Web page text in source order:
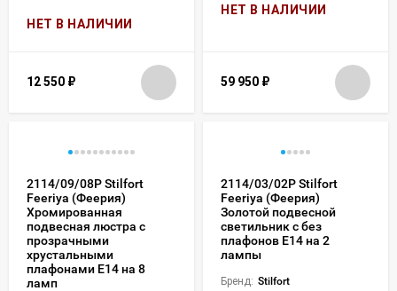
НЕТ В НАЛИЧИИ
12 550 ₽
НЕТ В НАЛИЧИИ
59 950 ₽
2114/09/08P Stilfort
Feeriya (Феерия)
Хромированная
подвесная люстра с
прозрачными
хрустальными
плафонами E14 на 8
ламп
2114/03/02P Stilfort
Feeriya (Феерия)
Золотой подвесной
светильник с без
плафонов E14 на 2
лампы
Бренд: Stilfort